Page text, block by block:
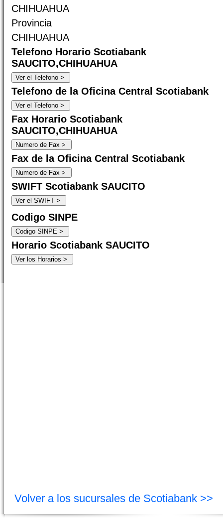
CHIHUAHUA
Provincia
CHIHUAHUA
Telefono Horario Scotiabank
SAUCITO,CHIHUAHUA
Telefono de la Oficina Central Scotiabank
Fax Horario Scotiabank
SAUCITO,CHIHUAHUA
Fax de la Oficina Central Scotiabank
SWIFT Scotiabank SAUCITO
Codigo SINPE
Horario Scotiabank SAUCITO
Volver a los sucursales de Scotiabank >>